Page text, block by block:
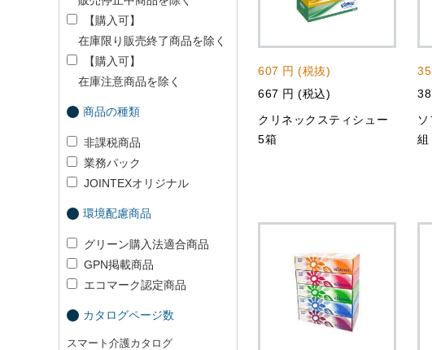
【購入可】
在庫限り販売終了商品を除く
【購入可】
在庫注意商品を除く
商品の種類
非課税商品
業務パック
JOINTEXオリジナル
環境配慮商品
グリーン購入法適合商品
GPN掲載商品
エコマーク認定商品
カタログページ数
スマート介護カタログ
607 円 (税抜)
667 円 (税込)
クリネックスティシュー
5箱
組